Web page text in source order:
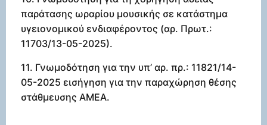
παράτασης ωραρίου μουσικής σε κατάστημα
υγειονομικού ενδιαφέροντος (αρ. Πρωτ.:
11703/13-05-2025).
11. Γνωμοδότηση για την υπ’ αρ. πρ.: 11821/14-
05-2025 εισήγηση για την παραχώρηση θέσης
στάθμευσης ΑΜΕΑ.